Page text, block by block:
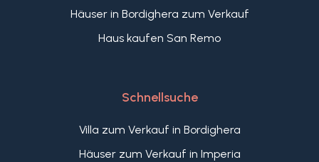
Häuser in Bordighera zum Verkauf
Haus kaufen San Remo
Schnellsuche
Villa zum Verkauf in Bordighera
Häuser zum Verkauf in Imperia